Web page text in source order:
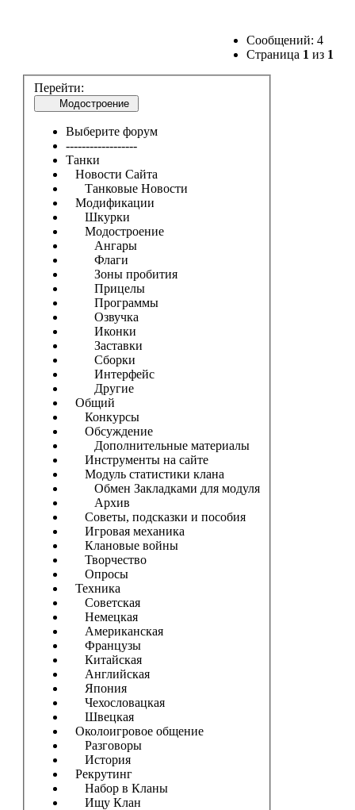
Сообщений: 4
Страница 1 из 1
Перейти:
Модостроение
Выберите форум
------------------
Танки
Новости Сайта
Танковые Новости
Модификации
Шкурки
Модостроение
Ангары
Флаги
Зоны пробития
Прицелы
Программы
Озвучка
Иконки
Заставки
Сборки
Интерфейс
Другие
Общий
Конкурсы
Обсуждение
Дополнительные материалы
Инструменты на сайте
Модуль статистики клана
Обмен Закладками для модуля
Архив
Советы, подсказки и пособия
Игровая механика
Клановые войны
Творчество
Опросы
Техника
Советская
Немецкая
Американская
Французы
Китайская
Английская
Япония
Чехословацкая
Швецкая
Околоигровое общение
Разговоры
История
Рекрутинг
Набор в Кланы
Ищу Клан